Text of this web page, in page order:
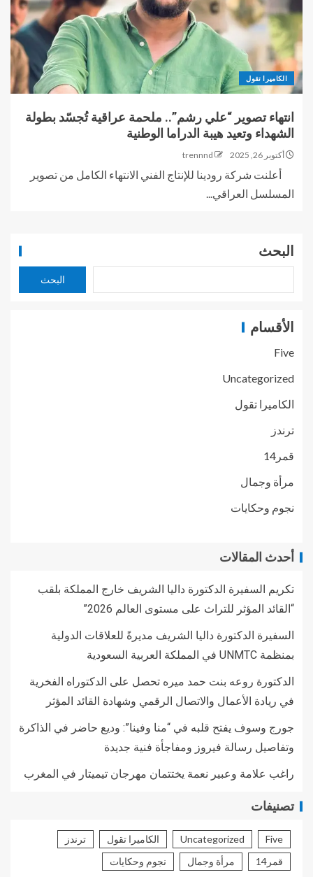
الكاميرا تقول
انتهاء تصوير “علي رشم”.. ملحمة عراقية تُجسّد بطولة
الشهداء وتعيد هيبة الدراما الوطنية
أكتوبر 26, 2025 trennnd
أعلنت شركة رودينا للإنتاج الفني الانتهاء الكامل من تصوير
المسلسل العراقي...
البحث
البحث
الأقسام
Five
Uncategorized
الكاميرا تقول
ترندز
قمر14
مرأة وجمال
نجوم وحكايات
أحدث المقالات
تكريم السفيرة الدكتورة داليا الشريف خارج المملكة بلقب
“القائد المؤثر للتراث على مستوى العالم 2026”
السفيرة الدكتورة داليا الشريف مديرةً للعلاقات الدولية
بمنظمة UNMTC في المملكة العربية السعودية
الدكتورة روعه بنت حمد ميره تحصل على الدكتوراه الفخرية
في ريادة الأعمال والاتصال الرقمي وشهادة القائد المؤثر
جورج وسوف يفتح قلبه في “منا وفينا”: وديع حاضر في الذاكرة
وتفاصيل رسالة فيروز ومفاجأة فنية جديدة
راغب علامة وعبير نعمة يختتمان مهرجان تيميتار في المغرب
تصنيفات
Five
Uncategorized الكاميرا تقول
ترندز
قمر14
مرأة وجمال نجوم وحكايات